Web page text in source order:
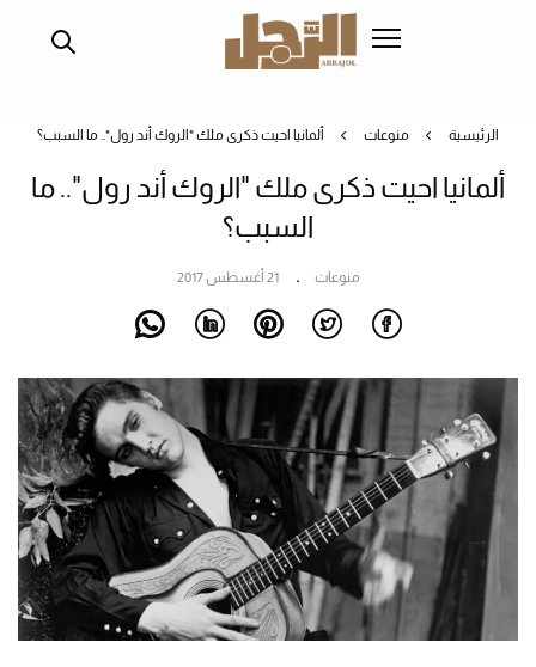
الرئيسية منوعات ألمانيا احيت ذكرى ملك "الروك أند رول".. ما السبب؟
ألمانيا احيت ذكرى ملك "الروك أند رول".. ما
السبب؟
منوعات 21 أغسطس 2017